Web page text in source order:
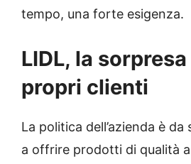
tempo, una forte esigenza.
LIDL, la
propri clienti
La politica dell’azienda è
a offrire prodotti di qualità